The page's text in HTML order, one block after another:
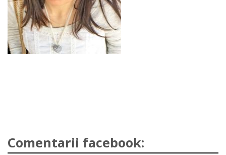
Comentarii facebook: